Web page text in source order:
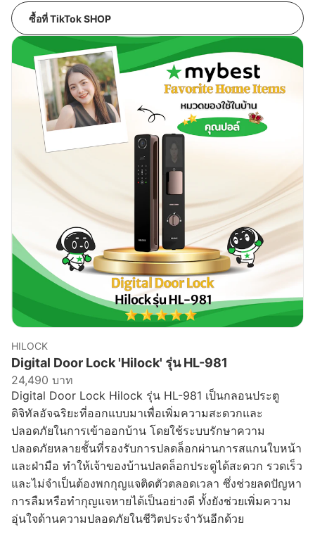
ซื้อที่ TikTok SHOP
HILOCK
Digital Door Lock 'Hilock' รุ่น HL-981
24,490 บาท
Digital Door Lock Hilock รุ่น HL-981 เป็นกลอนประตู
ดิจิทัลอัจฉริยะที่ออกแบบมาเพื่อเพิ่มความสะดวกและ
ปลอดภัยในการเข้าออกบ้าน โดยใช้ระบบรักษาความ
ปลอดภัยหลายชั้นที่รองรับการปลดล็อกผ่านการสแกนใบหน้า
และฝ่ามือ ทำให้เจ้าของบ้านปลดล็อกประตูได้สะดวก รวดเร็ว
และไม่จำเป็นต้องพกกุญแจติดตัวตลอดเวลา ซึ่งช่วยลดปัญหา
การลืมหรือทำกุญแจหายได้เป็นอย่างดี ทั้งยังช่วยเพิ่มความ
อุ่นใจด้านความปลอดภัยในชีวิตประจำวันอีกด้วย